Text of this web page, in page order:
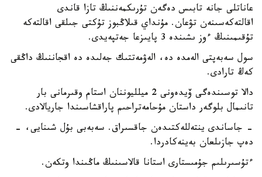
عاناتلى جانە تابىس دەگەن تۇرىكمەننىڭ تازا قاندى
اقالتەكەسىنەن تۋعان. مۇنداي قىلاڭبوز تۇكتى جىلقى اقالتەكە
تۇقىمىنىڭ ءوز ىشىندە 3 پايىزعا جەتپەيدى.
سول سەبەپتى الەمدە دە، الەۋمەتتىك جەلىدە دە اقجاننىڭ داڭقى
كەڭ تارادى.
دالا توسىندەگى ۆيدەونى 2 ميلليوننان استام وقىرمانى بار
تانىمال بلوگەر داستان مۇحامەتراحىم پاراقشاسىندا جاريالادى.
- جاساندى ينتەللەكتىدەن جاقسىراق. سەبەبى بۇل شىنايى، -
دەپ جازىلعان بەينەكادردا.
ءتۇسىرىلىم جۇمىستارى استانا قالاسىنىڭ ماڭىندا وتكەن.